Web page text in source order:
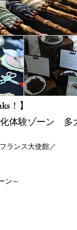
！】
体験ゾーン 多
ランス大使館／
ン～